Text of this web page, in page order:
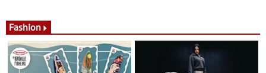
Fashion